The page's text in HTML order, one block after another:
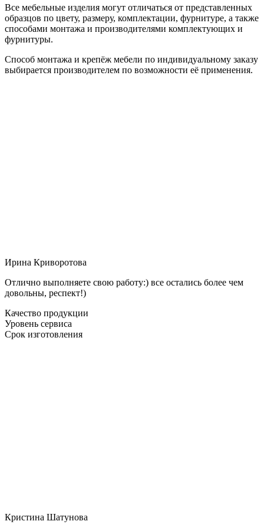
Все мебельные изделия могут отличаться от представленных
образцов по цвету, размеру, комплектации, фурнитуре, а также
способами монтажа и производителями комплектующих и
фурнитуры.
Способ монтажа и крепёж мебели по индивидуальному заказу
выбирается производителем по возможности её применения.
Ирина Криворотова
Отлично выполняете свою работу:) все остались более чем
довольны, респект!)
Качество продукции
Уровень сервиса
Срок изготовления
Кристина Шатунова